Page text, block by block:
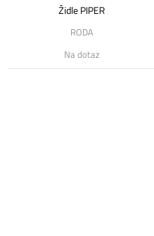
Židle PIPER
RODA
Na dotaz